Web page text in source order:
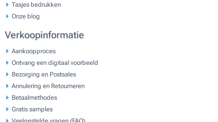
Tasjes bedrukken
Onze blog
Verkoopinformatie
Aankoopproces
Ontvang een digitaal voorbeeld
Bezorging en Postsales
Annulering en Retourneren
Betaalmethodes
Gratis samples
Veelgestelde vragen (FAQ)